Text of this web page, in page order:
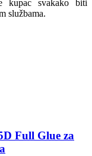
kupac svakako biti
službama.
Full Glue za